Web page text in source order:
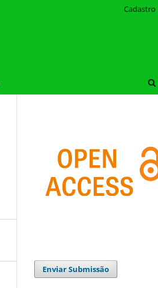
Cadastro
Enviar Submissão